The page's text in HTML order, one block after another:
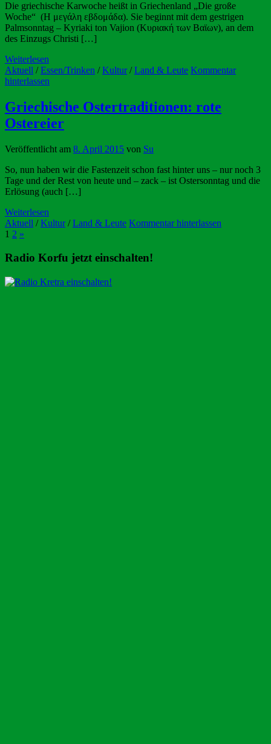
Die griechische Karwoche heißt in Griechenland „Die große
Woche“ (Η μεγάλη εβδομάδα). Sie beginnt mit dem gestrigen
Palmsonntag – Kyriaki ton Vajion (Κυριακή των Βαϊων), an dem
des Einzugs Christi […]
Weiterlesen
Aktuell /Essen/Trinken /Kultur/Land & Leute Kommentar
hinterlassen
Griechische Ostertraditionen: rote
Ostereier
Veröffentlicht am 8. April 2015 von Su
So, nun haben wir die Fastenzeit schon fast hinter uns – nur noch 3
Tage und der Rest von heute und – zack – ist Ostersonntag und die
Erlösung (auch […]
Weiterlesen
Aktuell /Kultur/Land & Leute Kommentar hinterlassen
1 2 »
Radio Korfu jetzt einschalten!